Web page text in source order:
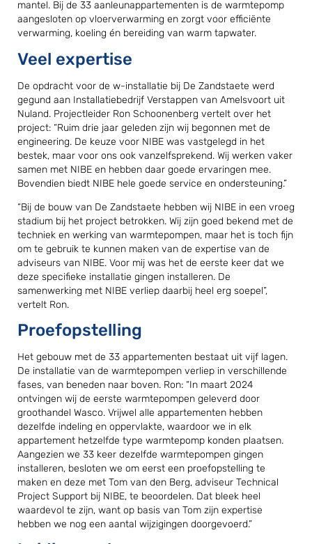
mantel. Bij de 33 aanleunappartementen is de warmtepomp
aangesloten op vloerverwarming en zorgt voor efficiënte
verwarming, koeling én bereiding van warm tapwater.
Veel expertise
De opdracht voor de w-installatie bij De Zandstaete werd
gegund aan Installatiebedrijf Verstappen van Amelsvoort uit
Nuland. Projectleider Ron Schoonenberg vertelt over het
project: “Ruim drie jaar geleden zijn wij begonnen met de
engineering. De keuze voor NIBE was vastgelegd in het
bestek, maar voor ons ook vanzelfsprekend. Wij werken vaker
samen met NIBE en hebben daar goede ervaringen mee.
Bovendien biedt NIBE hele goede service en ondersteuning.”
“Bij de bouw van De Zandstaete hebben wij NIBE in een vroeg
stadium bij het project betrokken. Wij zijn goed bekend met de
techniek en werking van warmtepompen, maar het is toch fijn
om te gebruik te kunnen maken van de expertise van de
adviseurs van NIBE. Voor mij was het de eerste keer dat we
deze specifieke installatie gingen installeren. De
samenwerking met NIBE verliep daarbij heel erg soepel”,
vertelt Ron.
Proefopstelling
Het gebouw met de 33 appartementen bestaat uit vijf lagen.
De installatie van de warmtepompen verliep in verschillende
fases, van beneden naar boven. Ron: “In maart 2024
ontvingen wij de eerste warmtepompen geleverd door
groothandel Wasco. Vrijwel alle appartementen hebben
dezelfde indeling en oppervlakte, waardoor we in elk
appartement hetzelfde type warmtepomp konden plaatsen.
Aangezien we 33 keer dezelfde warmtepompen gingen
installeren, besloten we om eerst een proefopstelling te
maken en deze met Tom van den Berg, adviseur Technical
Project Support bij NIBE, te beoordelen. Dat bleek heel
waardevol te zijn, want op basis van Tom zijn expertise
hebben we nog een aantal wijzigingen doorgevoerd.”